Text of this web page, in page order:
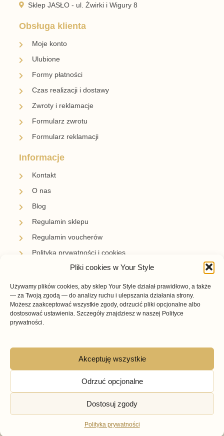
Pliki cookies w Your Style
Używamy plików cookies, aby sklep Your Style działał prawidłowo, a także
— za Twoją zgodą — do analizy ruchu i ulepszania działania strony.
Możesz zaakceptować wszystkie zgody, odrzucić pliki opcjonalne albo
dostosować ustawienia. Szczegóły znajdziesz w naszej Polityce
prywatności.
Akceptuję wszystkie
Odrzuć opcjonalne
Dostosuj zgody
Polityka prywatności
Sklep JASŁO - ul. Żwirki i Wigury 8
Obsługa klienta
Moje konto
Ulubione
Formy płatności
Czas realizacji i dostawy
Zwroty i reklamacje
Formularz zwrotu
Formularz reklamacji
Informacje
Kontakt
O nas
Blog
Regulamin sklepu
Regulamin voucherów
Polityka prywatności i cookies
Zapisz się i bądź z nami na bieżąco.
Otrzymuj informacje o nowościach, promocjach i
inspiracjach przygotowanych przez Your Style.
Subskrybuję →
© Your Style – Buty w Twoim Stylu 2026